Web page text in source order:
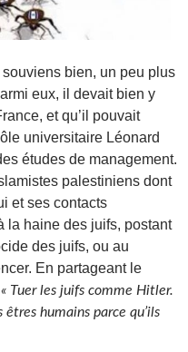
bien, un peu plus
eux, il devait bien y
et qu’il pouvait
universitaire Léonard
études de management.
palestiniens dont
et ses contacts
la haine des juifs, postant
des juifs, ou au
En partageant le
« Tuer les juifs comme Hitler.
humains parce qu’ils